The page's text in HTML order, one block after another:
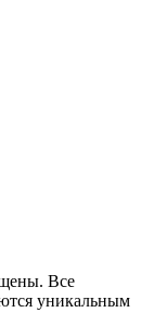
Все
уникальным